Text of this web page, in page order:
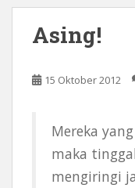
Asing!
15 Oktober 2012
Mereka
maka
mengiringi